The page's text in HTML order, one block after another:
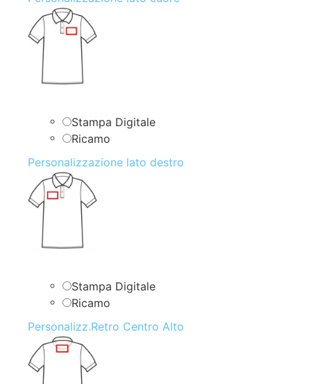
Stampa Digitale
Ricamo
Personalizzazione lato destro
Stampa Digitale
Ricamo
Personalizz.Retro Centro Alto